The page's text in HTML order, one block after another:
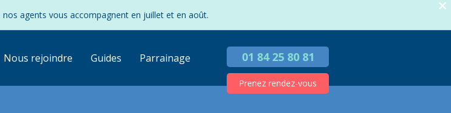
agents vous accompagnent en juillet et en août.
Nous rejoindre Guides Parrainage 01 84 25 80 81
Prenez rendez-vous